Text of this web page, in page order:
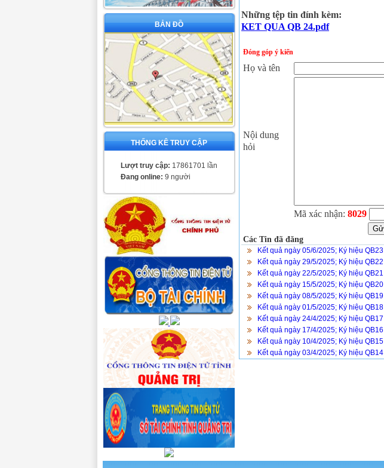
BẢN ĐỒ
THỐNG KÊ TRUY CẬP
Lượt truy cập: 17861701 lần
Đang online: 9 người
Những tệp tin đính kèm:
KET QUA QB 24.pdf
Đóng góp ý kiến
Họ và tên
Nội dung
hỏi
Mã xác nhận: 8029
Các Tin đã đăng
Kết quả ngày 05/6/2025; Ký hiệu QB23
Kết quả ngày 29/5/2025; Ký hiệu QB22
Kết quả ngày 22/5/2025; Ký hiệu QB21
Kết quả ngày 15/5/2025; Ký hiệu QB20
Kết quả ngày 08/5/2025; Ký hiệu QB19
Kết quả ngày 01/5/2025; Ký hiệu QB18
Kết quả ngày 24/4/2025; Ký hiệu QB17
Kết quả ngày 17/4/2025; Ký hiệu QB16
Kết quả ngày 10/4/2025; Ký hiệu QB15
Kết quả ngày 03/4/2025; Ký hiệu QB14